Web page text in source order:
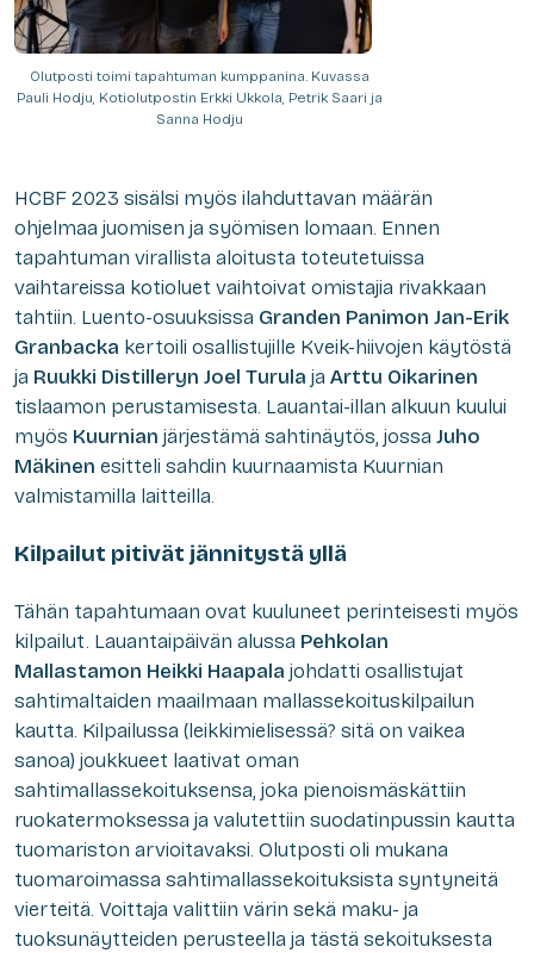
Olutposti toimi tapahtuman kumppanina. Kuvassa
Pauli Hodju, Kotiolutpostin Erkki Ukkola, Petrik Saari ja
Sanna Hodju
HCBF 2023 sisälsi myös ilahduttavan määrän
ohjelmaa juomisen ja syömisen lomaan. Ennen
tapahtuman virallista aloitusta toteutetuissa
vaihtareissa kotioluet vaihtoivat omistajia rivakkaan
tahtiin. Luento-osuuksissa Granden Panimon Jan-Erik
Granbacka kertoili osallistujille Kveik-hiivojen käytöstä
ja Ruukki Distilleryn Joel Turula ja Arttu Oikarinen
tislaamon perustamisesta. Lauantai-illan alkuun kuului
myös Kuurnian järjestämä sahtinäytös, jossa Juho
Mäkinen esitteli sahdin kuurnaamista Kuurnian
valmistamilla laitteilla.
Kilpailut pitivät jännitystä yllä
Tähän tapahtumaan ovat kuuluneet perinteisesti myös
kilpailut. Lauantaipäivän alussa Pehkolan
Mallastamon Heikki Haapala johdatti osallistujat
sahtimaltaiden maailmaan mallassekoituskilpailun
kautta. Kilpailussa (leikkimielisessä? sitä on vaikea
sanoa) joukkueet laativat oman
sahtimallassekoituksensa, joka pienoismäskättiin
ruokatermoksessa ja valutettiin suodatinpussin kautta
tuomariston arvioitavaksi. Olutposti oli mukana
tuomaroimassa sahtimallassekoituksista syntyneitä
vierteitä. Voittaja valittiin värin sekä maku- ja
tuoksunäytteiden perusteella ja tästä sekoituksesta